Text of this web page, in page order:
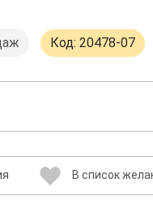
Код: 20478-07
В список